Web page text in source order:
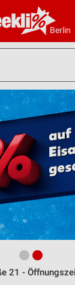
Berlin
21 -